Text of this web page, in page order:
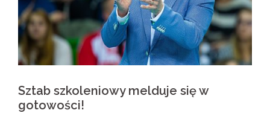
Sztab szkoleniowy melduje się w
gotowości!